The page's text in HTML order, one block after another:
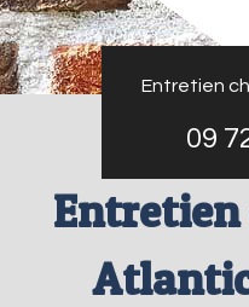
Entretien
09